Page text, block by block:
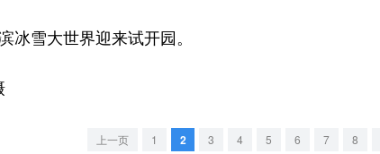
雪大世界迎来试开园。
上一页 1 2 3 4 5 6 7 8